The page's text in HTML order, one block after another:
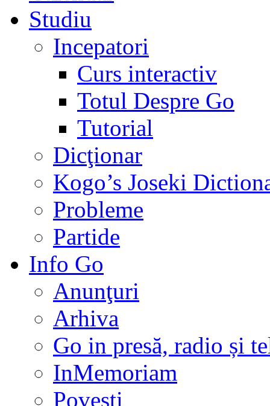
Studiu
Incepatori
Curs interactiv
Totul Despre Go
Tutorial
Dicţionar
Kogo’s Joseki
Probleme
Partide
Info Go
Anunţuri
Arhiva
Go in presă, radio și
InMemoriam
Povești